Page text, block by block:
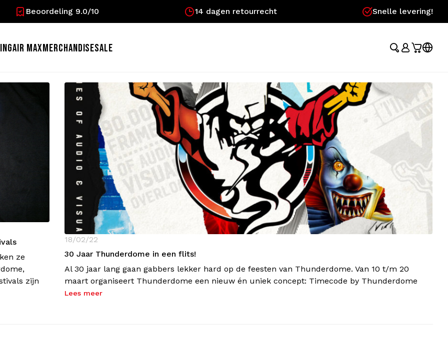
Beoordeling 9.0/10 14 dagen retourrecht Snelle levering!
AIR MAXMERCHANDISESALE
ze
zijn
18/02/22
30 Jaar Thunderdome in een flits!
Al 30 jaar lang gaan gabbers lekker hard op de feesten van Thunderdome. Van 10 t/m 20
maart organiseert Thunderdome een nieuw én uniek concept: Timecode by Thunderdome
Lees meer